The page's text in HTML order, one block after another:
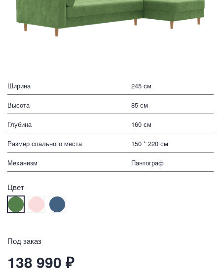
Ширина 245 см
Высота 85 см
Глубина 160 см
Размер спального места 150 * 220 см
Механизм Пантограф
Цвет
Под заказ
138 990 ₽